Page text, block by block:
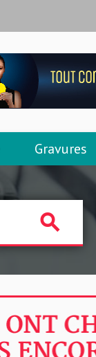
Gravures
search